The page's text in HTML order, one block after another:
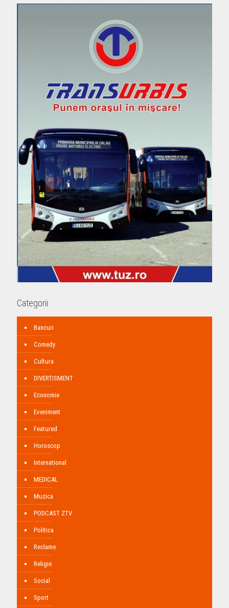
Categorii
Bancuri
Comedy
Cultura
DIVERTISMENT
Economie
Eveniment
Featured
Horoscop
International
MEDICAL
Muzica
PODCAST ZTV
Politica
Reclame
Religie
Social
Sport